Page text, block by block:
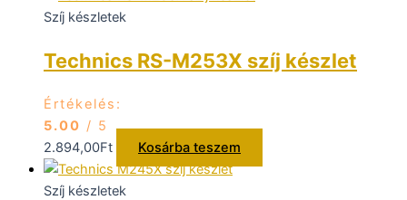
Szíj készletek
Technics RS-M253X szíj készlet
Értékelés:
5.00 / 5
2.894,00Ft Kosárba teszem
Szíj készletek